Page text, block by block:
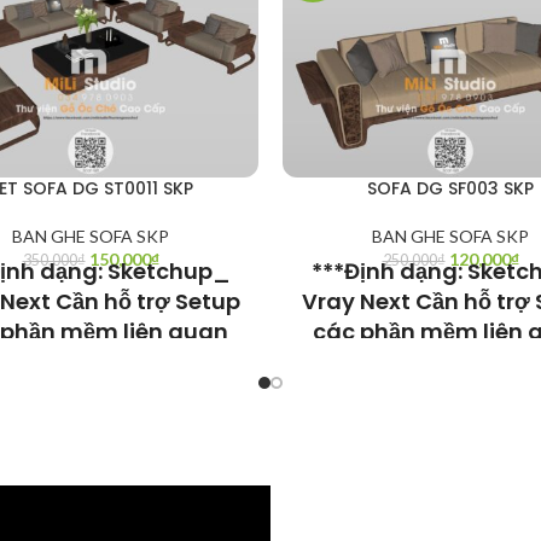
SOFA DG ST0011 SKP
BAN GHE SOFA SKP
350,000₫ 150,000₫
dạng: Sketchup_
Cần hỗ trợ Setup
mềm liên quan
3Dmax to Sketchup. Bạn hãy
SOFA DG SF003 SKP
BAN GHE SOFA SKP
250,000₫ 120,000₫
***Định dạng:
Vray Next Cần hỗ trợ
các phần mềm liên